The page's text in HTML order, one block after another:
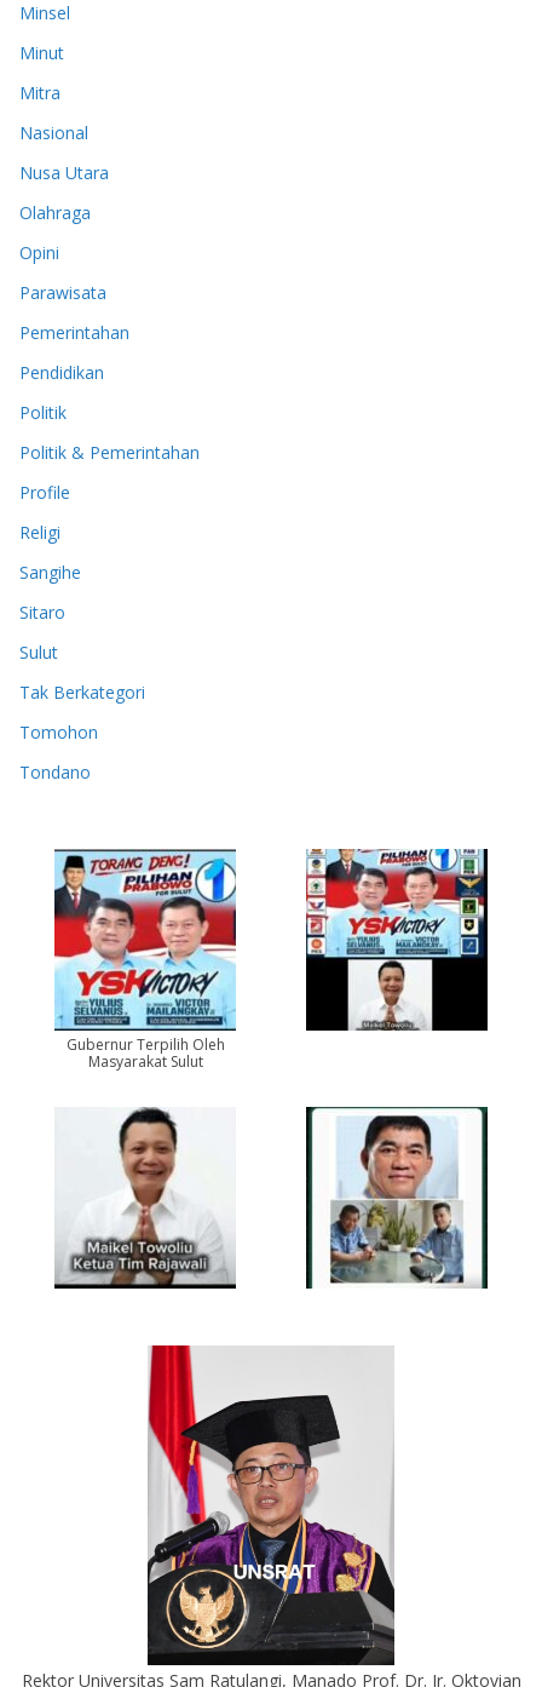
Minsel
Minut
Mitra
Nasional
Nusa Utara
Olahraga
Opini
Parawisata
Pemerintahan
Pendidikan
Politik
Politik & Pemerintahan
Profile
Religi
Sangihe
Sitaro
Sulut
Tak Berkategori
Tomohon
Tondano
Gubernur Terpilih Oleh
Masyarakat Sulut
Rektor Universitas Sam Ratulangi, Manado Prof. Dr. Ir. Oktovian